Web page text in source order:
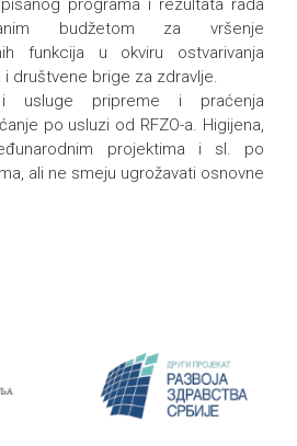
programa i rezultata rada
budžetom za vršenje
funkcija u okviru ostvarivanja
društvene brige za zdravlje.
i usluge pripreme i praćenja
po usluzi od RFZO-a. Higijena,
projektima i sl. po
ali ne smeju ugrožavati osnovne